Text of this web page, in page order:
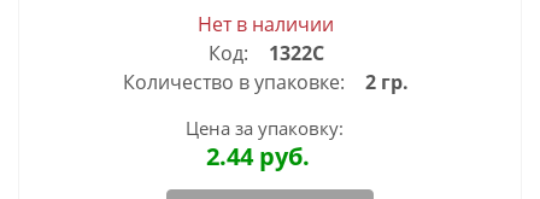
Нет в наличии
Код:
1322С
Количество в упаковке:
2 гр.
Цена за упаковку:
2.44руб.